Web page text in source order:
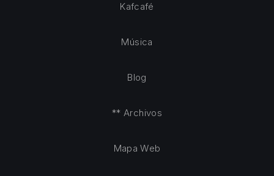
Kafcafé
Música
Blog
** Archivos
Mapa Web